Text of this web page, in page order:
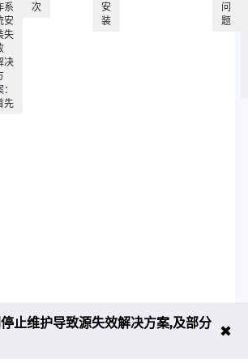
系
安
失
决
先
次
安
装
问
题
止维护导致源失效解决方案,及部分 ✖